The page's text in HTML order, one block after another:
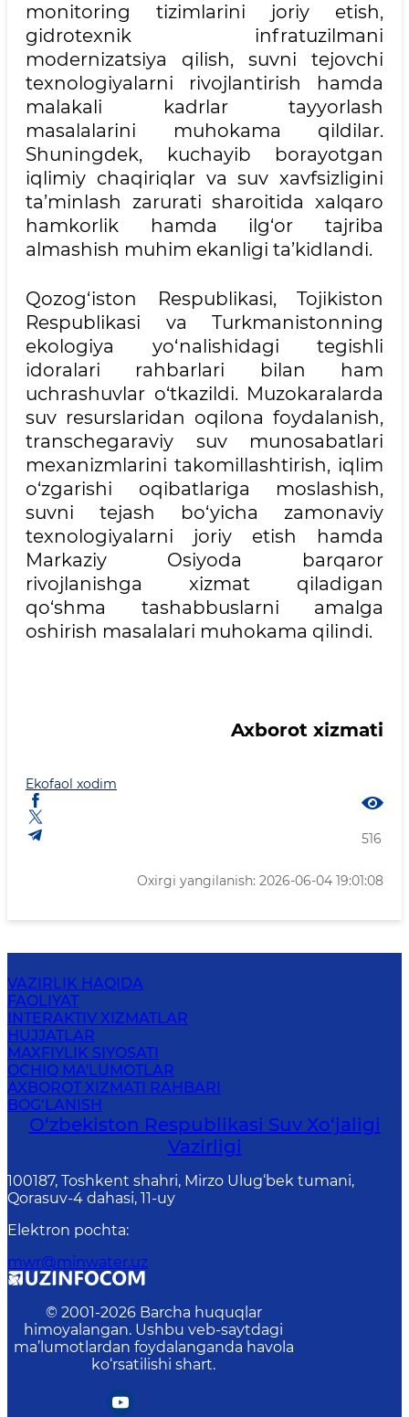
monitoring tizimlarini joriy etish,
gidrotexnik infratuzilmani
modernizatsiya qilish, suvni tejovchi
texnologiyalarni rivojlantirish hamda
malakali kadrlar tayyorlash
masalalarini muhokama qildilar.
Shuningdek, kuchayib borayotgan
iqlimiy chaqiriqlar va suv xavfsizligini
ta’minlash zarurati sharoitida xalqaro
hamkorlik hamda ilg‘or tajriba
almashish muhim ekanligi ta’kidlandi.
Qozog‘iston Respublikasi, Tojikiston
Respublikasi va Turkmanistonning
ekologiya yo‘nalishidagi tegishli
idoralari rahbarlari bilan ham
uchrashuvlar o‘tkazildi. Muzokaralarda
suv resurslaridan oqilona foydalanish,
transchegaraviy suv munosabatlari
mexanizmlarini takomillashtirish, iqlim
o‘zgarishi oqibatlariga moslashish,
suvni tejash bo‘yicha zamonaviy
texnologiyalarni joriy etish hamda
Markaziy Osiyoda barqaror
rivojlanishga xizmat qiladigan
qo‘shma tashabbuslarni amalga
oshirish masalalari muhokama qilindi.
Axborot xizmati
Ekofaol xodim
516
Oxirgi yangilanish: 2026-06-04 19:01:08
VAZIRLIK HAQIDA
FAOLIYAT
INTERAKTIV XIZMATLAR
HUJJATLAR
MAXFIYLIK SIYOSATI
OCHIQ MA'LUMOTLAR
AXBOROT XIZMATI RAHBARI
BOG‘LANISH
O‘zbekiston Respublikasi Suv Хo‘jaligi
Vazirligi
100187, Toshkent shahri, Mirzo Ulug‘bek tumani,
Qorasuv-4 dahasi, 11-uy
Elektron pochta:
mwr@minwater.uz
© 2001-2026 Barcha huquqlar
himoyalangan. Ushbu veb-saytdagi
ma’lumotlardan foydalanganda havola
ko‘rsatilishi shart.